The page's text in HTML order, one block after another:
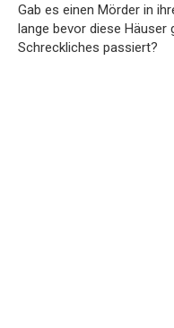
Gab es einen Mörder in
lange bevor diese Häuser
Schreckliches passiert?